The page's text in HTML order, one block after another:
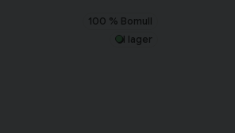
100 % Bomull
I lager